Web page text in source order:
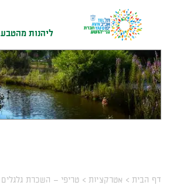
מֻפְעֶלֶת
מַעֲרֶכֶת
נָגִישׁ
בִּקְלִיק
הַמְּסַיַּעַת
ליהנות מהטבע
דף הבית > אטרקציות > טריפי – השכרת גלגלים